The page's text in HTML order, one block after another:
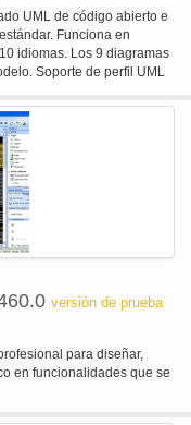
UML de código abierto e
Funciona en
idiomas. Los 9 diagramas
Soporte de perfil UML
de edición y Zoom.
/Jar/ archivo de clase
en la acción.
versión de prueba
para diseñar,
en funcionalidades que se